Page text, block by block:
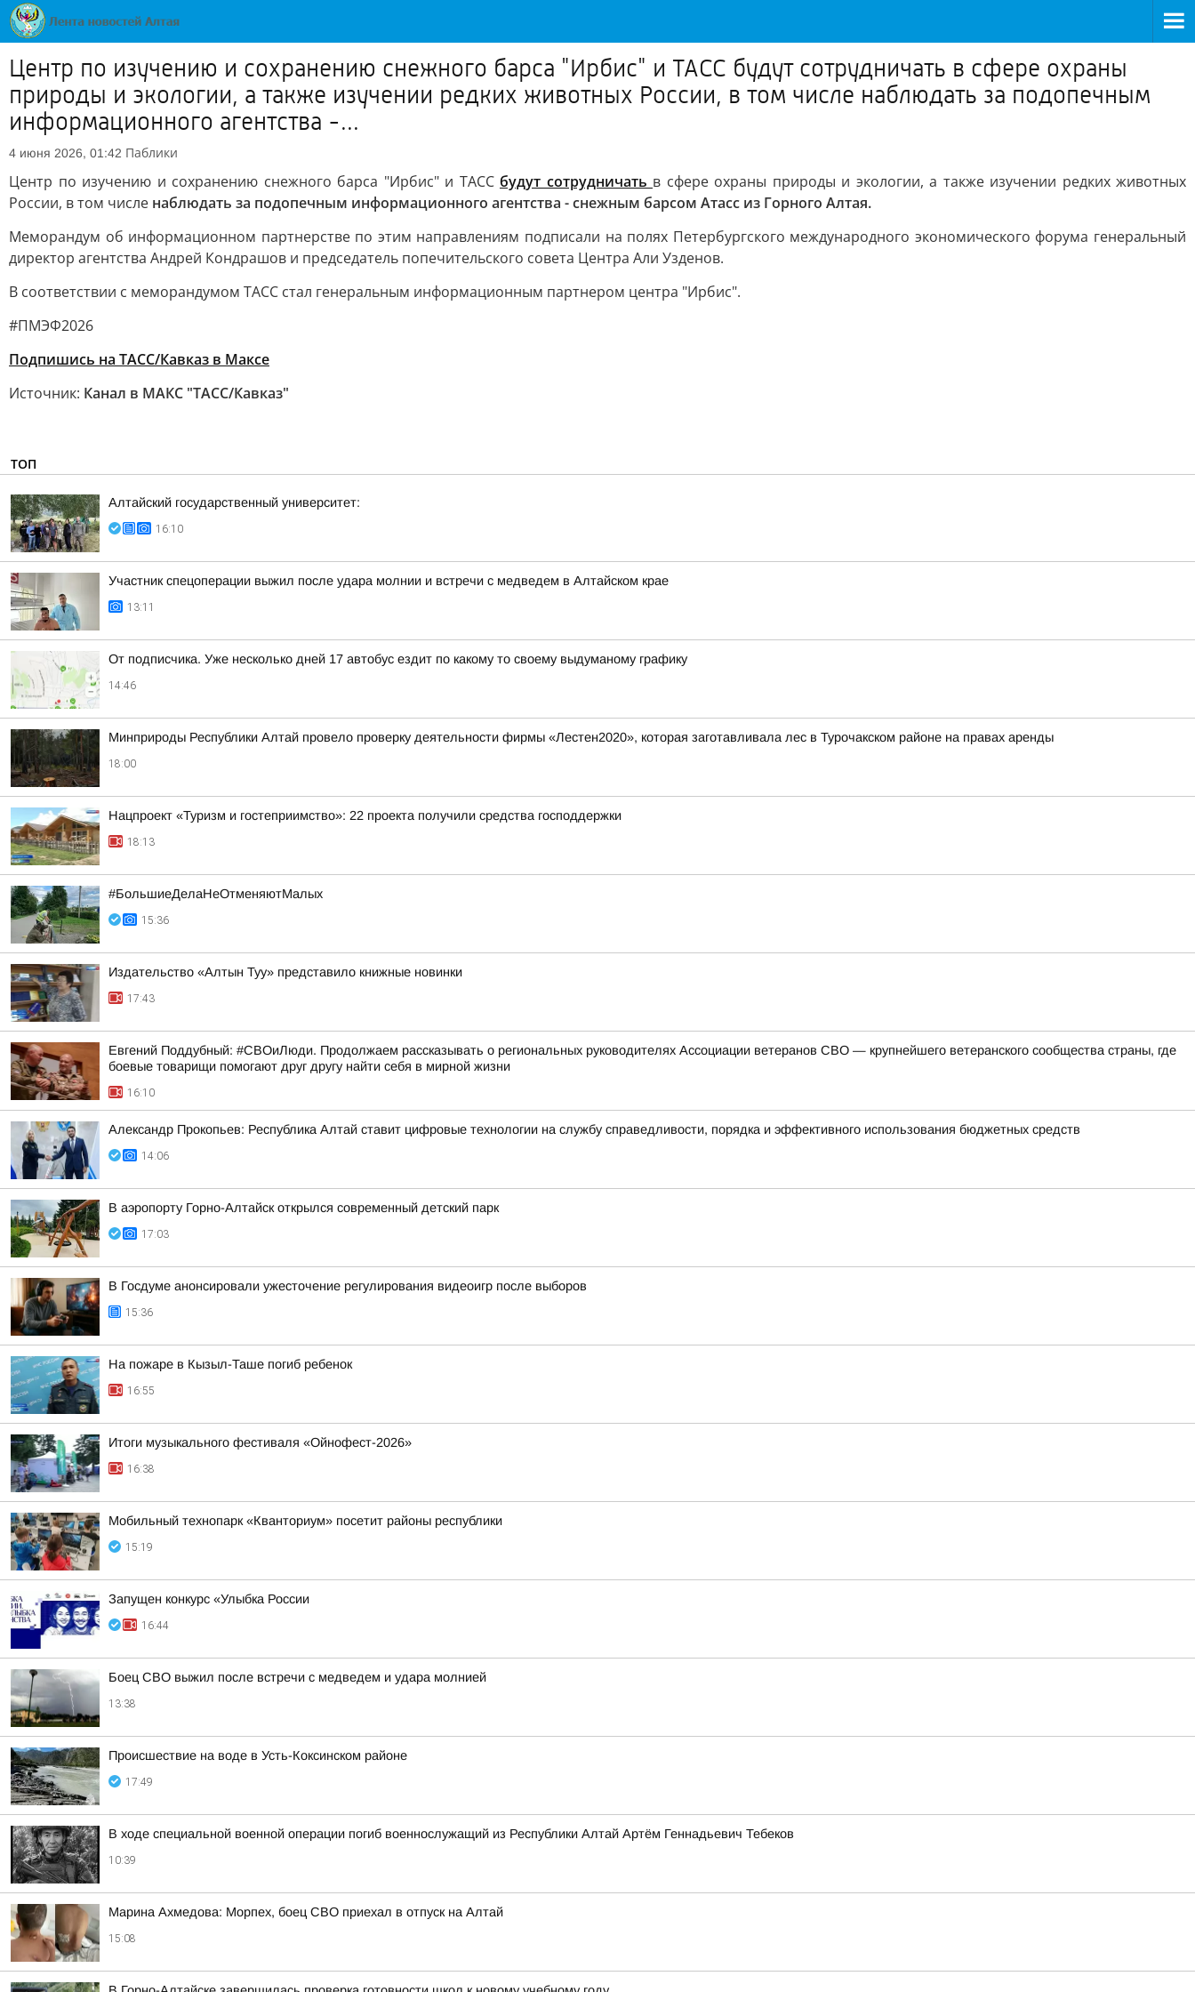
Центр по изучению и сохранению снежного барса "Ирбис" и ТАСС будут сотрудничать в сфере охраны
природы и экологии, а также изучении редких животных России, в том числе наблюдать за подопечным
информационного агентства -...
4 июня 2026, 01:42 Паблики
Центр по изучению и сохранению снежного барса "Ирбис" и ТАСС будут сотрудничать в сфере охраны природы и экологии, а также изучении редких животных
России, в том числе наблюдать за подопечным информационного агентства - снежным барсом Атасс из Горного Алтая.
Меморандум об информационном партнерстве по этим направлениям подписали на полях Петербургского международного экономического форума генеральный
директор агентства Андрей Кондрашов и председатель попечительского совета Центра Али Узденов.
В соответствии с меморандумом ТАСС стал генеральным информационным партнером центра "Ирбис".
#ПМЭФ2026
Подпишись на ТАСС/Кавказ в Максе
Источник: Канал в МАКС "ТАСС/Кавказ"
ТОП
Алтайский государственный университет:
16:10
Участник спецоперации выжил после удара молнии и встречи с медведем в Алтайском крае
13:11
От подписчика. Уже несколько дней 17 автобус ездит по какому то своему выдуманому графику
14:46
Минприроды Республики Алтай провело проверку деятельности фирмы «Лестен2020», которая заготавливала лес в Турочакском районе на правах аренды
18:00
Нацпроект «Туризм и гостеприимство»: 22 проекта получили средства господдержки
18:13
#БольшиеДелаНеОтменяютМалых
15:36
Издательство «Алтын Туу» представило книжные новинки
17:43
Евгений Поддубный: #СВОиЛюди. Продолжаем рассказывать о региональных руководителях Ассоциации ветеранов СВО — крупнейшего ветеранского сообщества страны, где
боевые товарищи помогают друг другу найти себя в мирной жизни
16:10
Александр Прокопьев: Республика Алтай ставит цифровые технологии на службу справедливости, порядка и эффективного использования бюджетных средств
14:06
В аэропорту Горно-Алтайск открылся современный детский парк
17:03
В Госдуме анонсировали ужесточение регулирования видеоигр после выборов
15:36
На пожаре в Кызыл-Таше погиб ребенок
16:55
Итоги музыкального фестиваля «Ойнофест-2026»
16:38
Мобильный технопарк «Кванториум» посетит районы республики
15:19
Запущен конкурс «Улыбка России
16:44
Боец СВО выжил после встречи с медведем и удара молнией
13:38
Происшествие на воде в Усть-Коксинском районе
17:49
В ходе специальной военной операции погиб военнослужащий из Республики Алтай Артём Геннадьевич Тебеков
10:39
Марина Ахмедова: Морпех, боец СВО приехал в отпуск на Алтай
15:08